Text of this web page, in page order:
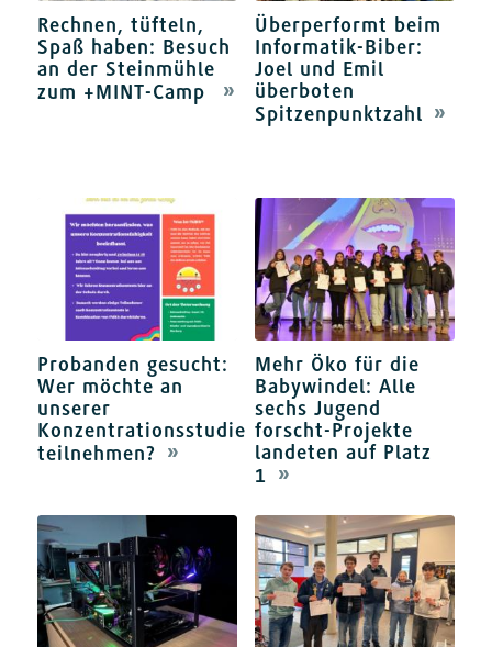
Rechnen, tüfteln,
Spaß haben: Besuch
an der Steinmühle
zum +MINT-Camp
Überperformt beim
Informatik-Biber:
Joel und Emil
überboten
Spitzenpunktzahl
Probanden gesucht:
Wer möchte an
unserer
Konzentrationsstudie
teilnehmen?
Mehr Öko für die
Babywindel: Alle
sechs Jugend
forscht-Projekte
landeten auf Platz
1